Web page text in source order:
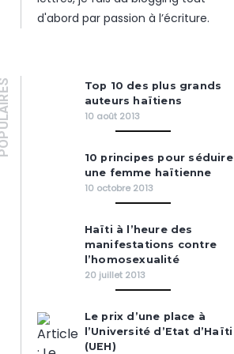
d'abord par passion à l’écriture.
Top 10 des plus grands
auteurs haïtiens
10 août 2013
10 principes pour séduire
une femme haïtienne
10 octobre 2013
Haïti à l’heure des
manifestations contre
l’homosexualité
20 juillet 2013
Le prix d’une place à
l’Université d’Etat d’Haïti
(UEH)